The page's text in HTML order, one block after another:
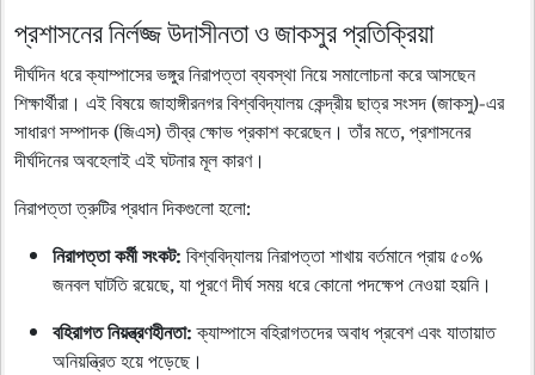
প্রশাসনের নির্লজ্জ উদাসীনতা ও জাকসুর প্রতিক্রিয়া
দীর্ঘদিন ধরে ক্যাম্পাসের ভঙ্গুর নিরাপত্তা ব্যবস্থা নিয়ে সমালোচনা করে আসছেন
শিক্ষার্থীরা। এই বিষয়ে জাহাঙ্গীরনগর বিশ্ববিদ্যালয় কেন্দ্রীয় ছাত্র সংসদ (জাকসু)-এর
সাধারণ সম্পাদক (জিএস) তীব্র ক্ষোভ প্রকাশ করেছেন। তাঁর মতে, প্রশাসনের
দীর্ঘদিনের অবহেলাই এই ঘটনার মূল কারণ।
নিরাপত্তা ত্রুটির প্রধান দিকগুলো হলো:
নিরাপত্তা কর্মী সংকট: বিশ্ববিদ্যালয় নিরাপত্তা শাখায় বর্তমানে প্রায় ৫০%
জনবল ঘাটতি রয়েছে, যা পূরণে দীর্ঘ সময় ধরে কোনো পদক্ষেপ নেওয়া হয়নি।
বহিরাগত নিয়ন্ত্রণহীনতা:ক্যাম্পাসে বহিরাগতদের অবাধ প্রবেশ এবং যাতায়াত
অনিয়ন্ত্রিত হয়ে পড়েছে।